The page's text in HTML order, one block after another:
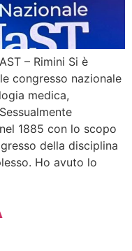
– Rimini Si è
congresso nazionale
medica,
1885 con lo scopo
della disciplina
Ho avuto lo